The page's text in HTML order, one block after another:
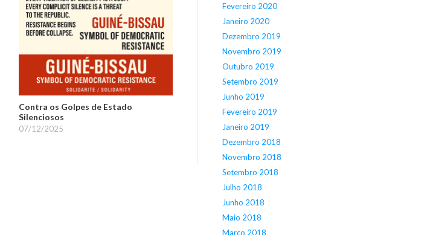
Contra os Golpes de Estado
Silenciosos
07/12/2025
Fevereiro 2020
Janeiro 2020
Dezembro 2019
Novembro 2019
Outubro 2019
Setembro 2019
Junho 2019
Fevereiro 2019
Janeiro 2019
Dezembro 2018
Novembro 2018
Setembro 2018
Julho 2018
Junho 2018
Maio 2018
Março 2018